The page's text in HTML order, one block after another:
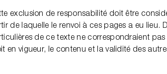
exclusion de responsabilité doit être
de laquelle le renvoi à ces pages a eu lieu.
de ce texte ne correspondraient
en vigueur, le contenu et la validité des